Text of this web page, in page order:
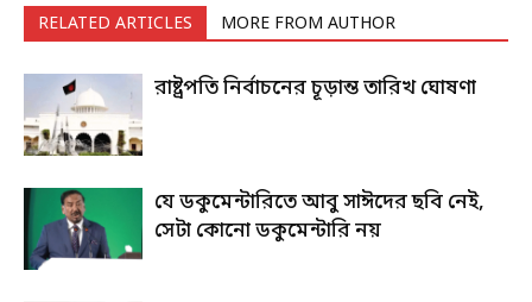
RELATED ARTICLES MORE FROM AUTHOR
রাষ্ট্রপতি নির্বাচনের চূড়ান্ত তারিখ ঘোষণা
যে ডকুমেন্টারিতে আবু সাঈদের ছবি নেই,
সেটা কোনো ডকুমেন্টারি নয়